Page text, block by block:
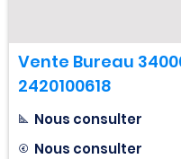
Vente Bureau
2420100618
Nous consulter
Nous consulter